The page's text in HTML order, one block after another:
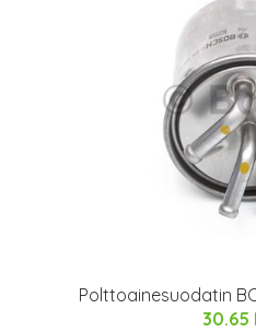
Polttoainesuodatin
30.65